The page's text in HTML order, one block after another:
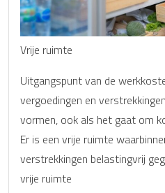
Vrije ruimte
Uitgangspunt van de
vergoedingen en
vormen, ook als het gaat om
Er is een vrije ruimte
verstrekkingen belastingvrij
vrije ruimte